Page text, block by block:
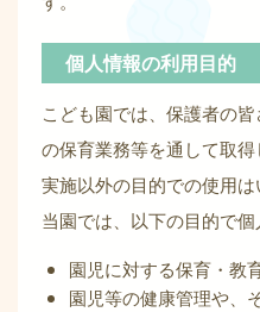
個人情報の利用目的
こども園では、保護者の
の保育業務等を通して取
実施以外の目的での使用は
当園では、以下の目的で個
園児に対する保育・教
園児等の健康管理や、